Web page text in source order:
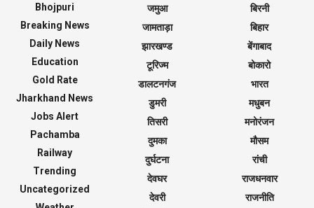
Bhojpuri
Breaking News
Daily News
Education
Gold Rate
Jharkhand News
Jobs Alert
Pachamba
Railway
Trending
Uncategorized
जमुआ
जामताड़ा
झारखण्ड
टूरिज्म
डालटनगंज
डुमरी
तिसरी
दुमका
दुर्घटना
देवघर
देवरी
बिरनी
बिहार
बेंगाबाद
बोकारो
भारत
मधुबन
मनोरंजन
मौसम
रांची
राजधनवार
राजनीति